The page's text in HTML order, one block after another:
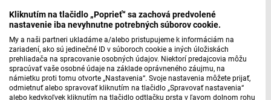
Kliknutím na tlačidlo „Poprieť“ sa zachová predvolené
nastavenie iba nevyhnutne potrebných súborov cookie.
My a naši partneri ukladáme a/alebo pristupujeme k informáciám na
zariadení, ako sú jedinečné ID v súboroch cookie a iných úložiskách
prehliadača na spracovanie osobných údajov. Niektorí predajcovia môžu
spracúvať vaše osobné údaje na základe oprávneného záujmu, na
námietku proti tomu otvorte „Nastavenia“. Svoje nastavenia môžete prijať,
odmietnuť alebo spravovať kliknutím na tlačidlo „Spravovať nastavenia“
alebo kedykoľvek kliknutím na tlačidlo odtlačku prsta v ľavom dolnom rohu
Máte problém s prehrávaním?Nahláste nám chybuv prehrávači.